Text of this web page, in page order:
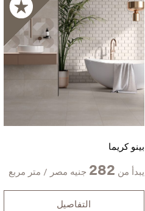
بينو كريما
يبدأ من 282 جنيه مصر / متر مربع
التفاصيل